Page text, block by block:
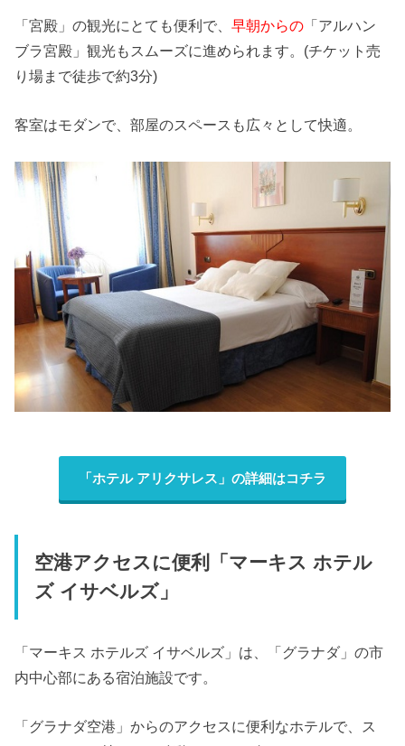
「宮殿」の観光にとても便利で、早朝からの 「アルハン
ブラ宮殿」観光もスムーズに進められます。(チケット売
り場まで徒歩で約3分)
客室はモダンで、部屋のスペースも広々として快適。
「ホテル アリクサレス」の詳細はコチラ
空港アクセスに便利「マーキス ホテル
ズ イサベルズ」
「マーキス ホテルズ イサベルズ」は、「グラナダ」の市
内中心部にある宿泊施設です。
「グラナダ空港」からのアクセスに便利なホテルで、ス